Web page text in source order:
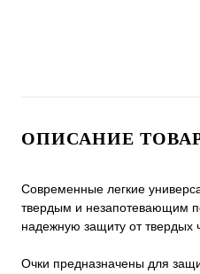
ОПИСАНИЕ
Современные легкие
твердым и незапотевающим
надежную защиту от твердых
Очки предназначены для